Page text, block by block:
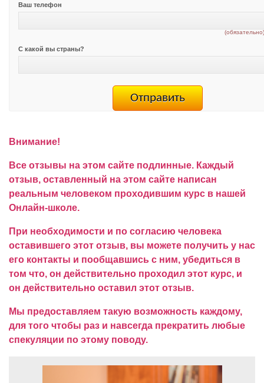
Ваш телефон
С какой вы страны?
Внимание!
Все отзывы на этом сайте подлинные. Каждый
отзыв, оставленный на этом сайте написан
реальным человеком проходившим курс в нашей
Онлайн-школе.
При необходимости и по согласию человека
оставившего этот отзыв, вы можете получить у нас
его контакты и пообщавшись с ним, убедиться в
том что, он действительно проходил этот курс, и
он действительно оставил этот отзыв.
Мы предоставляем такую возможность каждому,
для того чтобы раз и навсегда прекратить любые
спекуляции по этому поводу.